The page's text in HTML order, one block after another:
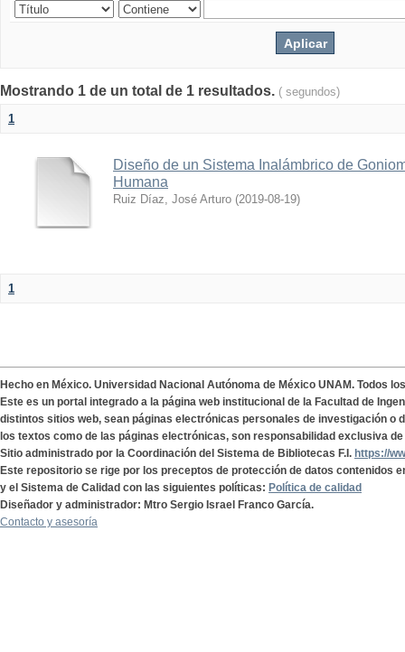
Mostrando 1 de un total de 1 resultados. ( segundos)
1
Diseño de un Sistema Inalámbrico de
Humana
Ruiz Díaz, José Arturo (2019-08-19)
1
Hecho en México. Universidad Nacional Autónoma de México UNAM. Todos
Este es un portal integrado a la página web institucional de la Facultad de
distintos sitios web, sean páginas electrónicas personales de investigación o
los textos como de las páginas electrónicas, son responsabilidad exclusiva
Sitio administrado por la Coordinación del Sistema de Bibliotecas F.I. https://
Este repositorio se rige por los preceptos de protección de datos contenidos
y el Sistema de Calidad con las siguientes políticas: Política de calidad
Diseñador y administrador: Mtro Sergio Israel Franco García.
Contacto y asesoría